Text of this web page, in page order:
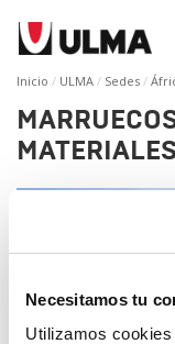
Necesitamos tu
Utilizamos
Inicio ULMA Sedes